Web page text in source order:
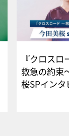
『クロス
救急の約束
桜SPイ